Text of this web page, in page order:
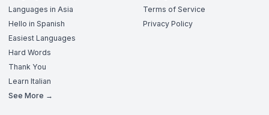
Languages in Asia
Hello in Spanish
Easiest Languages
Hard Words
Thank You
Learn Italian
See More →
Terms of Service
Privacy Policy